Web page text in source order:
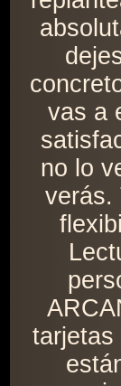
vas a
no lo
verás.
tarjetas